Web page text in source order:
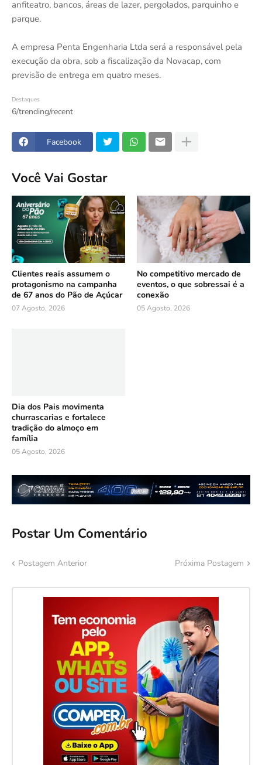
anfiteatro, bancos, áreas de lazer, pergolados, parquinho e
parque.
A empresa Penta Engenharia Ltda será a responsável pela
execução da obra, sob a fiscalização da Novacap, com
previsão de entrega em quatro meses.
Destaques
6/trending/recent
Facebook
Você Vai Gostar
Clientes reais assumem o
protagonismo na campanha
de 67 anos do Pão de Açúcar
07 Agosto, 2026
No competitivo mercado de
eventos, o que sobressai é a
conexão
05 Agosto, 2026
Dia dos Pais movimenta
churrascarias e fortalece
tradição do almoço em
família
05 Agosto, 2026
Postar Um Comentário
Postagem Anterior Próxima Postagem